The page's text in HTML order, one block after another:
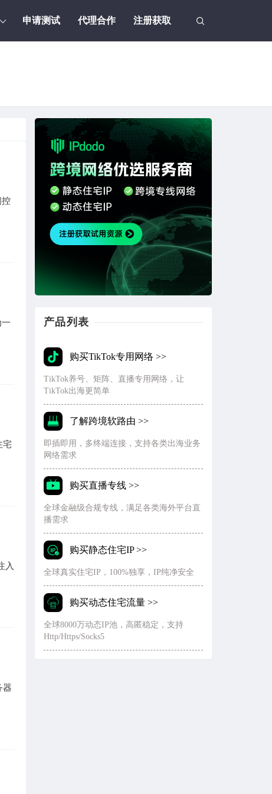
申请测试 代理合作 注册获取
控
宅
入
器
产品列表
购买TikTok专用网络 >>
TikTok养号、矩阵、直播专用网络，让
TikTok出海更简单
了解跨境软路由 >>
即插即用，多终端连接，支持各类出海业务
网络需求
购买直播专线 >>
全球金融级合规专线，满足各类海外平台直
播需求
购买静态住宅IP >>
全球真实住宅IP，100%独享，IP纯净安全
购买动态住宅流量 >>
全球8000万动态IP池，高匿稳定，支持
Http/Https/Socks5